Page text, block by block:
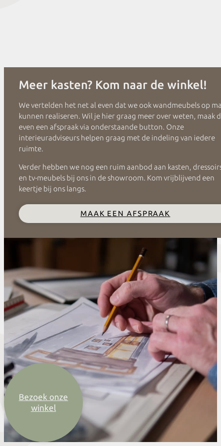
Meer kasten? Kom naar de winkel!
We vertelden het net al even dat we ook wandmeubels op
kunnen realiseren. Wil je hier graag meer over weten, maak
even een afspraak via onderstaande button. Onze
interieuradviseurs helpen graag met de indeling van iedere
ruimte.
Verder hebben we nog een ruim aanbod aan kasten,
en tv-meubels bij ons in de showroom. Kom vrijblijvend een
keertje bij ons langs.
MAAK EEN AFSPRAAK
Bezoek onze
winkel